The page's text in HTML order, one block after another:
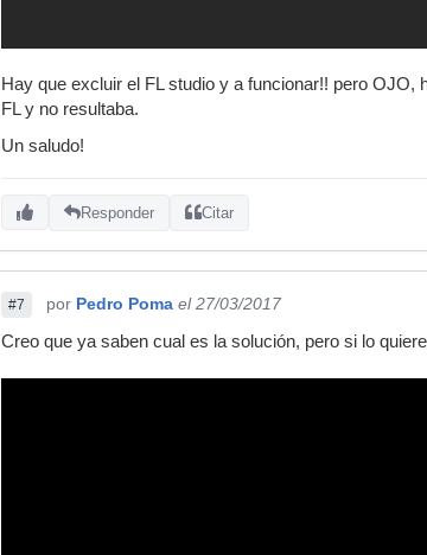
Hay que excluir el FL studio y a funcionar!! pero
FL y no resultaba.
Un saludo!
Responder Citar
#7 por Pedro Poma el 27/03/2017
Creo que ya saben cual es la solución, pero si lo